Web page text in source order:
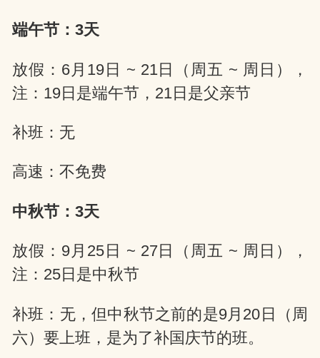
端午节：3天
放假：6月19日 ~ 21日（周五 ~ 周日），
注：19日是端午节，21日是父亲节
补班：无
高速：不免费
中秋节：3天
放假：9月25日 ~ 27日（周五 ~ 周日），
注：25日是中秋节
补班：无，但中秋节之前的是9月20日（周
六）要上班，是为了补国庆节的班。